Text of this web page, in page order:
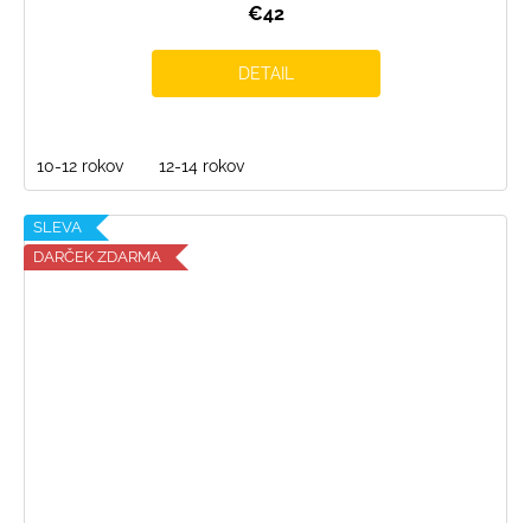
€42
DETAIL
10-12 rokov 12-14 rokov
SLEVA
DARČEK ZDARMA